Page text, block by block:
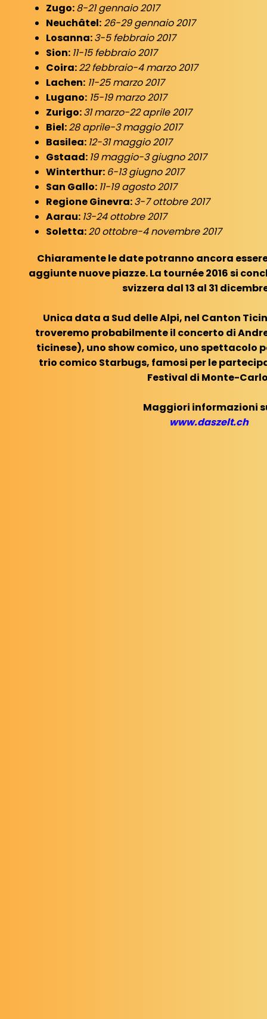
Zugo:8-21 gennaio 2017
Neuchâtel: 26-29 gennaio 2017
Losanna:3-5 febbraio 2017
Sion: 11-15 febbraio 2017
Coira:22 febbraio-4 marzo 2017
Lachen: 11-25 marzo 2017
Lugano: 15-19 marzo 2017
Zurigo:31 marzo-22 aprile 2017
Biel:28 aprile-3 maggio 2017
Basilea: 12-31 maggio 2017
Gstaad: 19 maggio-3 giugno 2017
Winterthur: 6-13 giugno 2017
San Gallo: 11-19 agosto 2017
Regione Ginevra:3-7 ottobre 2017
Aarau: 13-24 ottobre 2017
Soletta:20 ottobre-4 novembre 2017
Chiaramente le date potranno ancora
aggiunte nuove piazze. La tournée 2016 si
svizzera dal 13 al 31
Unica data a Sud delle Alpi, nel Canton
troveremo probabilmente il concerto di
ticinese), uno show comico, uno spettacolo
trio comico Starbugs, famosi per le
Festival di Monte-
Maggiori informazioni
www.daszelt.ch